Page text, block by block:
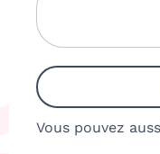
Vous pouvez